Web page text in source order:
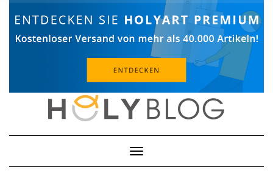
Toggle
Navigation